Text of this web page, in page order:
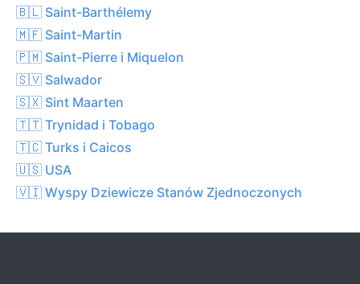
🇧🇱 Saint-Barthélemy
🇲🇫 Saint-Martin
🇵🇲 Saint-Pierre i Miquelon
🇸🇻 Salwador
🇸🇽 Sint Maarten
🇹🇹 Trynidad i Tobago
🇹🇨 Turks i Caicos
🇺🇸 USA
🇻🇮 Wyspy Dziewicze Stanów Zjednoczonych